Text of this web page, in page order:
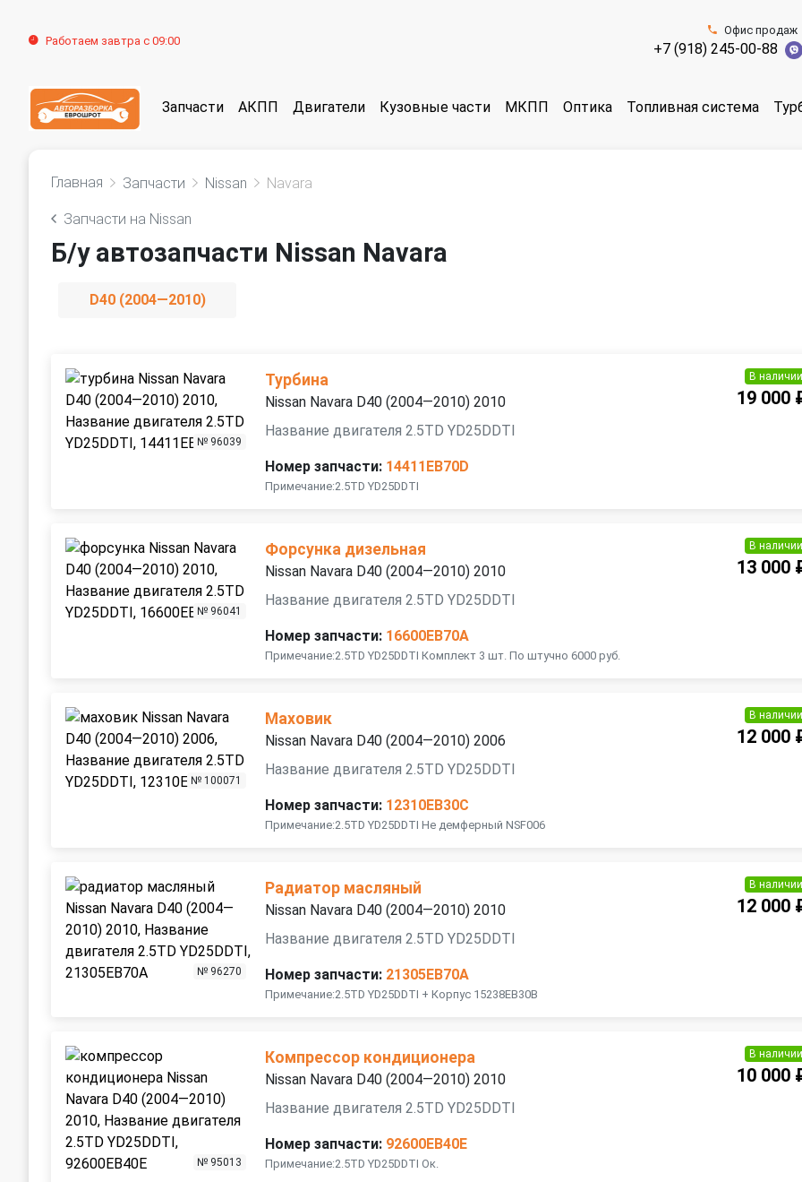
Работаем завтра с 09:00
Офис продаж
+7 (918) 245-00-88
Запчасти АКПП Двигатели Кузовные части МКПП Оптика Топливная система
Главная Запчасти Nissan Navara
Запчасти на Nissan
Б/у автозапчасти Nissan Navara
D40 (2004—2010)
№ 96039
Турбина
Nissan Navara D40 (2004—2010) 2010
Название двигателя 2.5TD YD25DDTI
Номер запчасти: 14411EB70D
Примечание:2.5TD YD25DDTI
В наличии
19 000
№ 96041
Форсунка дизельная
Nissan Navara D40 (2004—2010) 2010
Название двигателя 2.5TD YD25DDTI
Номер запчасти: 16600EB70A
Примечание:2.5TD YD25DDTI Комплект 3 шт. По штучно 6000 руб.
В наличии
13 000
№ 100071
Маховик
Nissan Navara D40 (2004—2010) 2006
Название двигателя 2.5TD YD25DDTI
Номер запчасти: 12310EB30C
Примечание:2.5TD YD25DDTI Не демферный NSF006
В наличии
12 000
№ 96270
Радиатор масляный
Nissan Navara D40 (2004—2010) 2010
Название двигателя 2.5TD YD25DDTI
Номер запчасти: 21305EB70A
Примечание:2.5TD YD25DDTI + Корпус 15238EB30B
В наличии
12 000
№ 95013
Компрессор кондиционера
Nissan Navara D40 (2004—2010) 2010
Название двигателя 2.5TD YD25DDTI
Номер запчасти: 92600EB40E
Примечание:2.5TD YD25DDTI Ок.
В наличии
10 000